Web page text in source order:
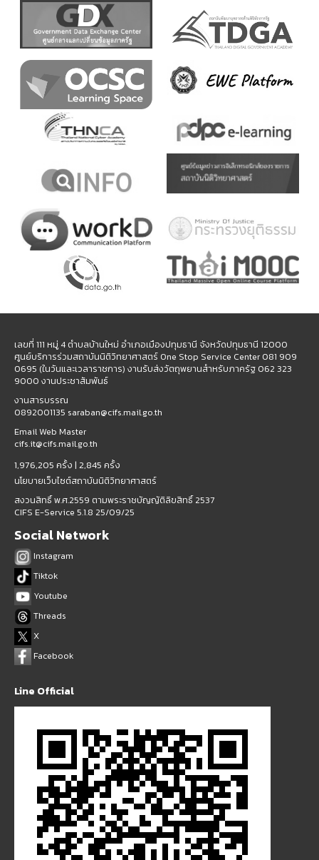
เลขที่ 111 หมู่ 4 ตำบลบ้านใหม่ อำเภอเมืองปทุมธานี จังหวัดปทุมธานี 12000
ศูนย์บริการร่วมสถาบันนิติวิทยาศาสตร์ One Stop Service Center 081 909
0695 (ในวันและเวลาราชการ) งานรับส่งวัตถุพยานสำหรับภาครัฐ 062 323
9000 งานประชาสัมพันธ์
งานสารบรรณ
0892001135 saraban@cifs.mail.go.th
Email Web Master
cifs.it@cifs.mail.go.th
1,976,205 ครั้ง | 2,845 ครั้ง
นโยบายเว็บไซต์สถาบันนิติวิทยาศาสตร์
สงวนสิทธิ์ พ.ศ.2559 ตามพระราชบัญญัติลิขสิทธิ์ 2537
CIFS E-Service 5.1.8 25/09/25
Social Network
Instagram
Tiktok
Youtube
Threads
X
Facebook
Line Official